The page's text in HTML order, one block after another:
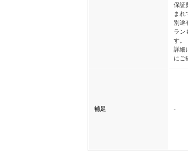
保証
まれ
別途
ラン
す。
詳細
にご
補足 -